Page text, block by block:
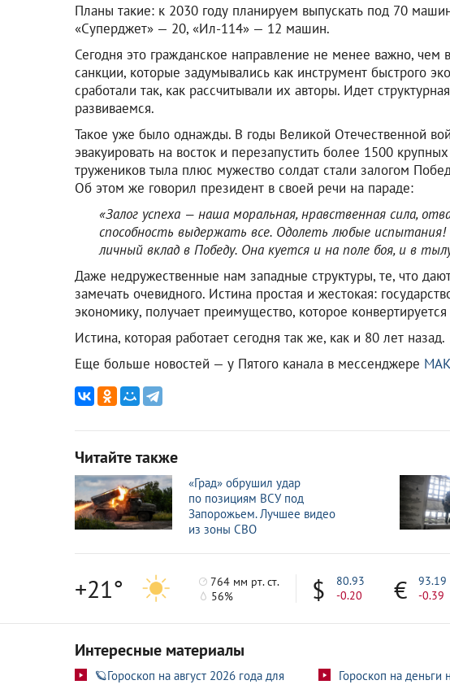
Планы такие: к 2030 году планируем выпускать под 70
«Суперджет» — 20, «Ил-114» — 12 машин.
Сегодня это гражданское направление не менее важно, чем
санкции, которые задумывались как инструмент быстрого
сработали так, как рассчитывали их авторы. Идет
развиваемся.
Такое уже было однажды. В годы Великой Отечественной
эвакуировать на восток и перезапустить более 1500
тружеников тыла плюс мужество солдат стали залогом
Об этом же говорил президент в своей речи на параде:
«Залог успеха — наша моральная, нравственная сила,
способность выдержать все. Одолеть любые
личный вклад в Победу. Она куется и на поле боя, и в
Даже недружественные нам западные структуры, те, что
замечать очевидного. Истина простая и жестокая:
экономику, получает преимущество, которое
Истина, которая работает сегодня так же, как и 80 лет назад.
Еще больше новостей — у Пятого канала в мессенджере
Читайте также
«Град» обрушил удар
по позициям ВСУ под
Запорожьем. Лучшее видео
из зоны СВО
+21°
764 мм рт. ст.
56%
80.93
-0.20
93.19
-0.39
Интересные материалы
🪐Гороскоп на август 2026 года для
Гороскоп на деньги